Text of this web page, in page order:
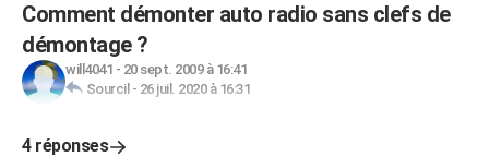
Comment démonter auto radio sans clefs de
démontage ?
will4041 - 20 sept. 2009 à 16:41
Sourcil - 26 juil. 2020 à 16:31
4 réponses